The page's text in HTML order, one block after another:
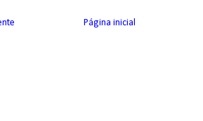
Página inicial